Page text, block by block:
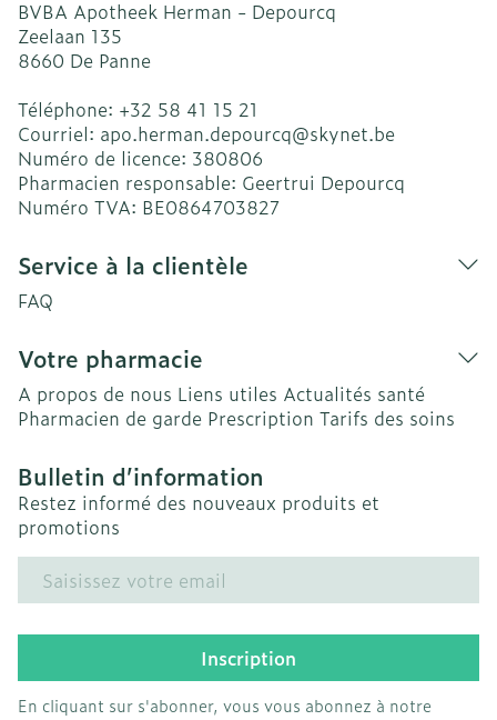
BVBA Apotheek Herman - Depourcq
Zeelaan 135
8660 De Panne
Téléphone: +32 58 41 15 21
Courriel: apo.herman.depourcq@skynet.be
Numéro de licence: 380806
Pharmacien responsable: Geertrui Depourcq
Numéro TVA: BE0864703827
Service à la clientèle
FAQ
Votre pharmacie
A propos de nous Liens utiles Actualités santé
Pharmacien de garde Prescription Tarifs des soins
Bulletin d’information
Restez informé des nouveaux produits et
promotions
Adresse mail
Inscription
En cliquant sur s'abonner, vous vous abonnez à notre